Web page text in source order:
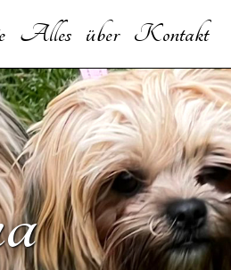
Alles über Kontakt